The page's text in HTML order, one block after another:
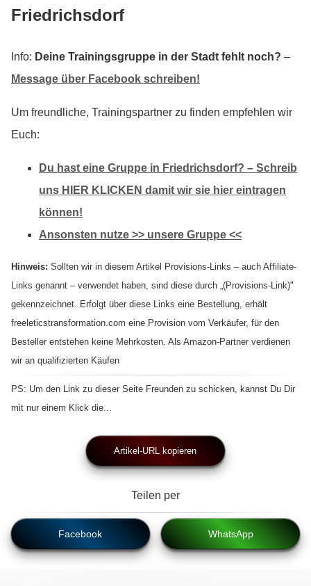
Friedrichsdorf
Info: Deine Trainingsgruppe in der Stadt fehlt noch? –
Message über Facebook schreiben!
Um freundliche, Trainingspartner zu finden empfehlen wir
Euch:
Du hast eine Gruppe in Friedrichsdorf? – Schreib
uns HIER KLICKEN damit wir sie hier eintragen
können!
Ansonsten nutze >> unsere Gruppe <<
Hinweis: Sollten wir in diesem Artikel Provisions-Links – auch Affiliate-
Links genannt – verwendet haben, sind diese durch „(Provisions-Link)"
gekennzeichnet. Erfolgt über diese Links eine Bestellung, erhält
freeleticstransformation.com eine Provision vom Verkäufer, für den
Besteller entstehen keine Mehrkosten. Als Amazon-Partner verdienen
wir an qualifizierten Käufen
PS: Um den Link zu dieser Seite Freunden zu schicken, kannst Du Dir
mit nur einem Klick die...
Artikel-URL kopieren
Teilen per
Facebook WhatsApp